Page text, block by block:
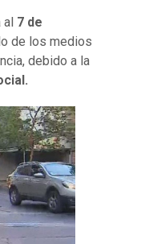
7 de
de los medios
debido a la